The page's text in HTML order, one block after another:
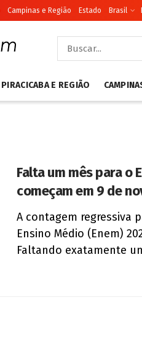
Campinas e Região Estado Brasil
PIRACICABA E REGIÃO
Falta um mês para o
começam em 9 de
A contagem regressiva
Ensino Médio (Enem)
Faltando exatamente